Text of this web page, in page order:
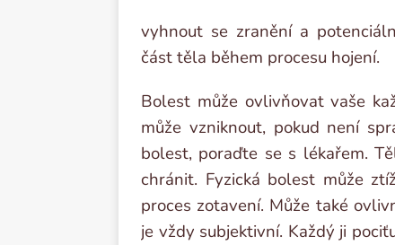
vyhnout se zranění a
část těla během procesu hojení.
Bolest může ovlivňovat vaše
může vzniknout, pokud není
bolest, poraďte se s lékařem.
chránit. Fyzická bolest může
proces zotavení. Může také
je vždy subjektivní. Každý ji